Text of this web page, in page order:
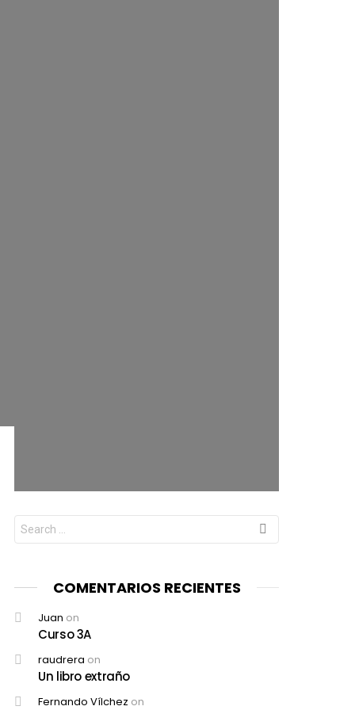
Search
for:
COMENTARIOS RECIENTES
Juan on
Curso 3A
raudrera on
Un libro extraño
Fernando Vílchez on